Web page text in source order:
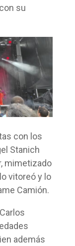
su
con los
Stanich
mimetizado
vitoreó y lo
Camión.
además